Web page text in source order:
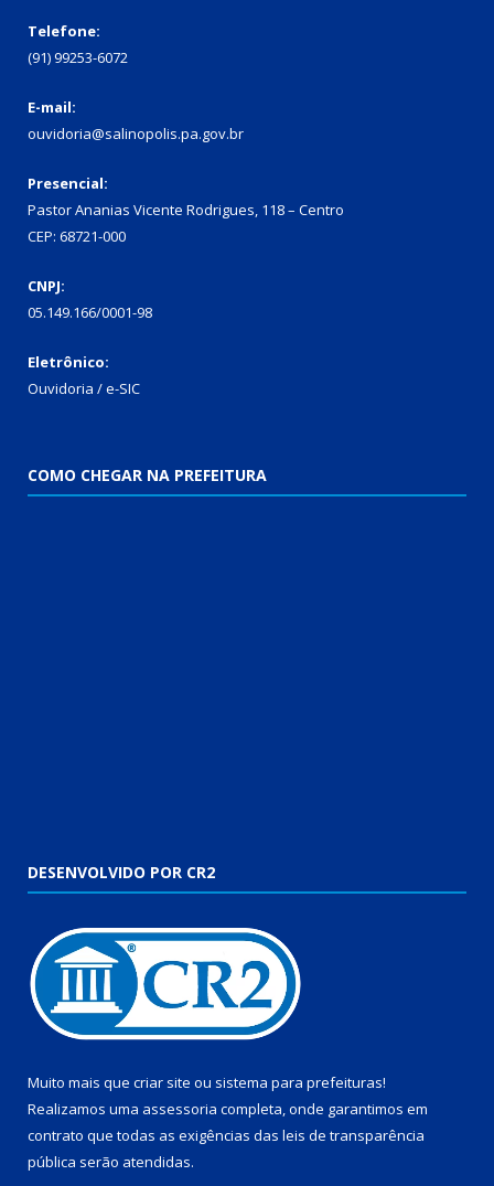
Telefone:
(91) 99253-6072
E-mail:
ouvidoria@salinopolis.pa.gov.br
Presencial:
Pastor Ananias Vicente Rodrigues, 118 – Centro
CEP: 68721-000
CNPJ:
05.149.166/0001-98
Eletrônico:
Ouvidoria / e-SIC
COMO CHEGAR NA PREFEITURA
DESENVOLVIDO POR CR2
Muito mais que criar site ou sistema para prefeituras!
Realizamos uma assessoria completa, onde garantimos em
contrato que todas as exigências das leis de transparência
pública serão atendidas.